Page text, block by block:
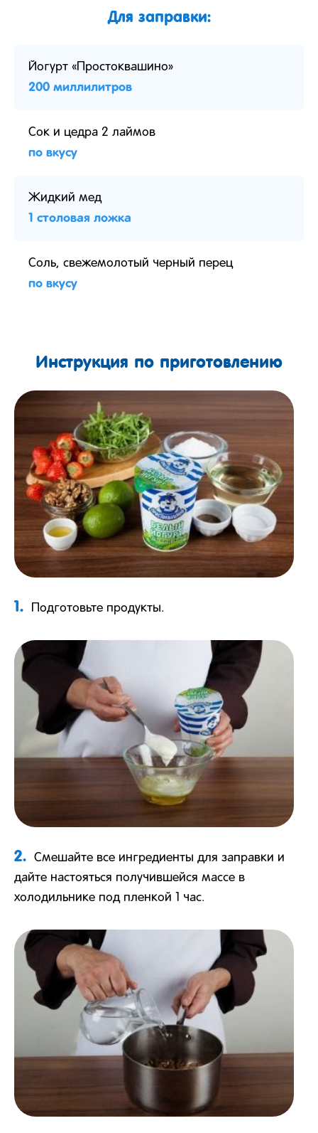
Для заправки:
Йогурт «Простоквашино»
200 миллилитров
Сок и цедра 2 лаймов
по вкусу
Жидкий мед
1 столовая ложка
Соль, свежемолотый черный перец
по вкусу
Инструкция по приготовлению
1. Подготовьте продукты.
2.
Смешайте все ингредиенты для заправки и
дайте настояться получившейся массе в
холодильнике под пленкой 1 час.